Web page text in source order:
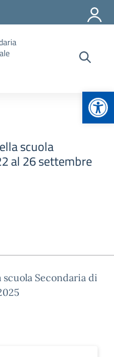
scuola
al 26 settembre
Secondaria di